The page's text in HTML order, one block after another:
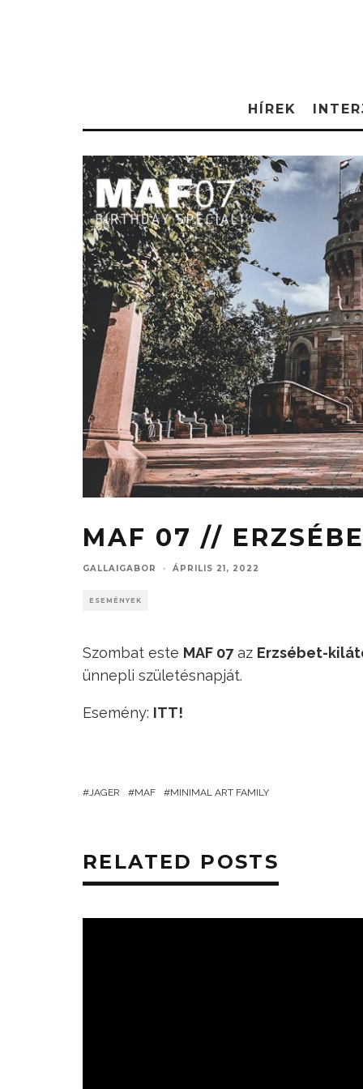
HÍREK
MAF 07 //
GALLAIGABOR · ÁPRILIS 21, 2022
ESEMÉNYEK
Szombat este MAF 07az Erzsébet-
ünnepli születésnapját.
Esemény: ITT!
JAGER MAF MINIMAL ART FAMILY
RELATED POSTS